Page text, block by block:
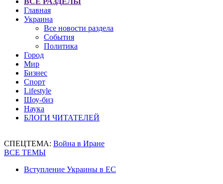
Главная
Украина
Все новости раздела
События
Политика
Город
Мир
Бизнес
Спорт
Lifestyle
Шоу-биз
Наука
БЛОГИ ЧИТАТЕЛЕЙ
СПЕЦТЕМА: Война в Иране
ВСЕ ТЕМЫ
Вступление Украины в ЕС